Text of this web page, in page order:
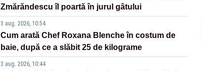
Zmărăndescu îl poartă în jurul gâtului
3 aug. 2026, 10:54
Cum arată Chef Roxana Blenche în costum de
baie, după ce a slăbit 25 de kilograme
3 aug. 2026, 10:44